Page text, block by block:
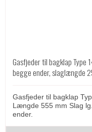
Gasfjeder til bagklap Type
begge ender, slaglængde
Gasfjeder til bagklap
Længde 555 mm Slag
ender.